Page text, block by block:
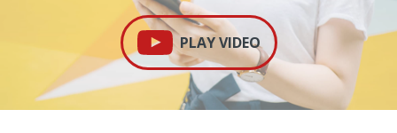
PLAY VIDEO